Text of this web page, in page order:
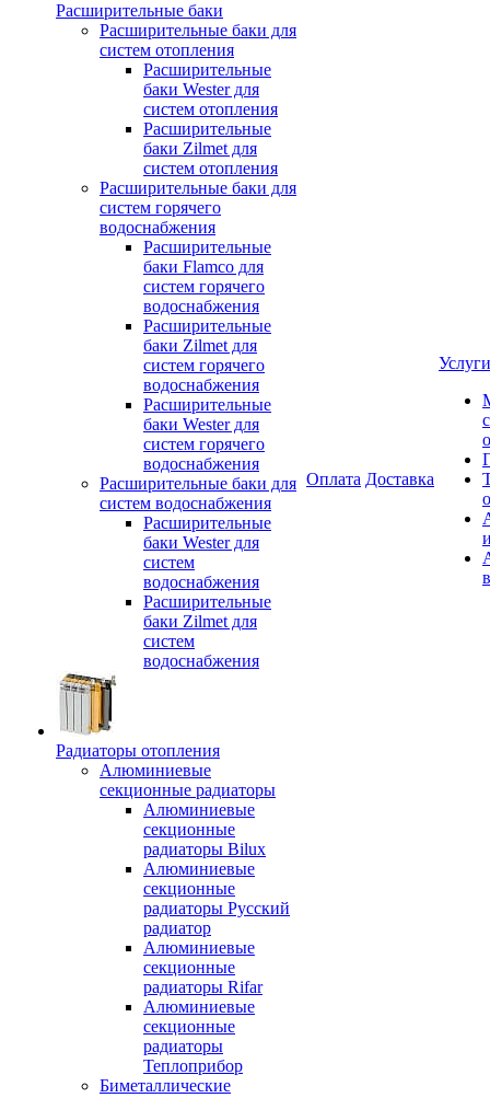
Расширительные баки
Расширительные баки для
систем отопления
Расширительные
баки Wester для
систем отопления
Расширительные
баки Zilmet для
систем отопления
Расширительные баки для
систем горячего
водоснабжения
Расширительные
баки Flamco для
систем горячего
водоснабжения
Расширительные
баки Zilmet для
систем горячего
водоснабжения
Расширительные
баки Wester для
систем горячего
водоснабжения
Расширительные баки для
систем водоснабжения
Расширительные
баки Wester для
систем
водоснабжения
Расширительные
баки Zilmet для
систем
водоснабжения
Радиаторы отопления
Алюминиевые
секционные радиаторы
Алюминиевые
секционные
радиаторы Bilux
Алюминиевые
секционные
радиаторы Русский
радиатор
Алюминиевые
секционные
радиаторы Rifar
Алюминиевые
секционные
радиаторы
Теплоприбор
Биметаллические
Оплата Доставка
Услуги